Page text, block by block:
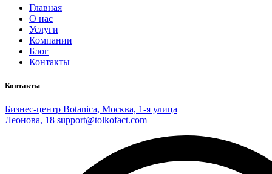
Главная
О нас
Услуги
Компании
Блог
Контакты
Контакты
Бизнес-центр Botanica, Москва, 1-я улица
Леонова, 18 support@tolkofact.com